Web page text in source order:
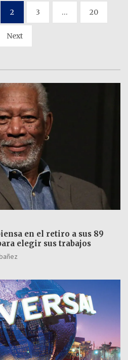
2 3 … 20
Next
en el retiro a sus 89
elegir sus trabajos